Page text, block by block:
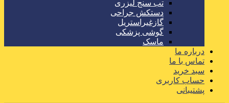
تب سنج لیزری
دستکش جراحی
گازغیراستریل
گوشی پزشکی
ماسک
درباره ما
تماس با ما
سبد خرید
حساب کاربری
پشتیبانی